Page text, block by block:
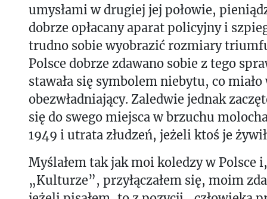
umysłami w drugiej jej połowie,
dobrze opłacany aparat policyjny i
trudno sobie wyobrazić rozmiary
Polsce dobrze zdawano sobie z tego
stawała się symbolem niebytu, co miało
obezwładniający. Zaledwie jednak
się do swego miejsca w brzuchu
1949 i utrata złudzeń, jeżeli ktoś je
Myślałem tak jak moi koledzy w Polsce
„Kulturze”, przyłączałem się, moim